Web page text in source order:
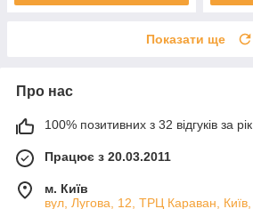
Показати ще
Про нас
100% позитивних з 32 відгуків за рік
Працює з 20.03.2011
м. Київ
вул, Лугова, 12, ТРЦ Караван, Київ,